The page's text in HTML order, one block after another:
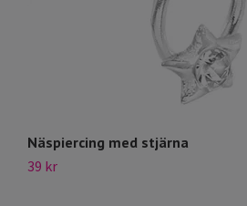
Näspiercing med stjärna
39 kr